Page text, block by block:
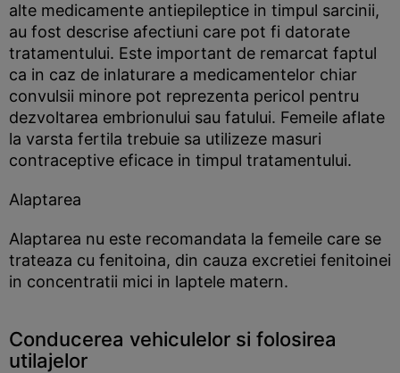
alte medicamente antiepileptice in timpul sarcinii,
au fost descrise afectiuni care pot fi datorate
tratamentului. Este important de remarcat faptul
ca in caz de inlaturare a medicamentelor chiar
convulsii minore pot reprezenta pericol pentru
dezvoltarea embrionului sau fatului. Femeile aflate
la varsta fertila trebuie sa utilizeze masuri
contraceptive eficace in timpul tratamentului.
Alaptarea
Alaptarea nu este recomandata la femeile care se
trateaza cu fenitoina, din cauza excretiei fenitoinei
in concentratii mici in laptele matern.
Conducerea vehiculelor si folosirea
utilajelor